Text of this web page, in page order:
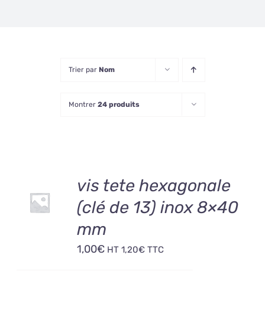
Trier par Nom
Montrer 24 produits
AU
PANIER
vis tete hexagonale
(clé de 13) inox 8×40
mm
1,00€ HT1,20€ TTC